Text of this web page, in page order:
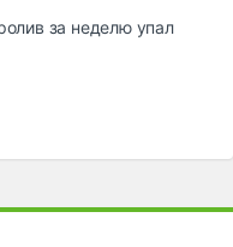
за неделю упал